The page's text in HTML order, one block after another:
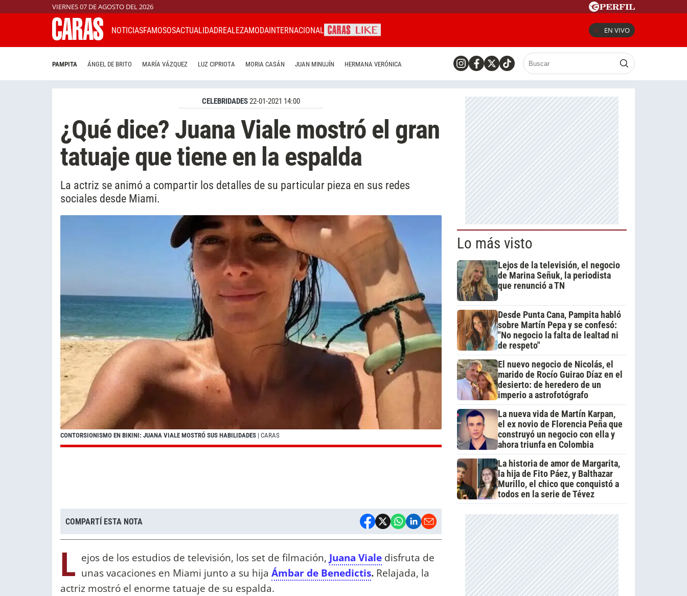
VIERNES 07 DE AGOSTO DEL 2026
NOTICIASFAMOSOSACTUALIDADREALEZAMODAINTERNACIONAL EN VIVO
PAMPITA ÁNGEL DE BRITO MARÍA VÁZQUEZ LUZ CIPRIOTA MORIA CASÁN JUAN MINUJÍN HERMANA VERÓNICA
CELEBRIDADES22-01-2021 14:00
¿Qué dice? Juana Viale mostró el gran
tatuaje que tiene en la espalda
La actriz se animó a compartir los detalles de su particular pieza en sus redes
sociales desde Miami.
CONTORSIONISMO EN BIKINI: JUANA VIALE MOSTRÓ SUS HABILIDADES | CARAS
COMPARTÍ ESTA NOTA
L ejos de los estudios de televisión, los set de filmación, Juana Viale disfruta de
unas vacaciones en Miami junto a su hija Ámbar de Benedictis. Relajada, la
actriz mostró el enorme tatuaje de su espalda.
Lo más visto
Lejos de la televisión, el negocio
de Marina Señuk, la periodista
que renunció a TN
Desde Punta Cana, Pampita habló
sobre Martín Pepa y se confesó:
"No negocio la falta de lealtad ni
de respeto"
El nuevo negocio de Nicolás, el
marido de Rocío Guirao Díaz en el
desierto: de heredero de un
imperio a astrofotógrafo
La nueva vida de Martín Karpan,
el ex novio de Florencia Peña que
construyó un negocio con ella y
ahora triunfa en Colombia
La historia de amor de Margarita,
la hija de Fito Páez, y Balthazar
Murillo, el chico que conquistó a
todos en la serie de Tévez